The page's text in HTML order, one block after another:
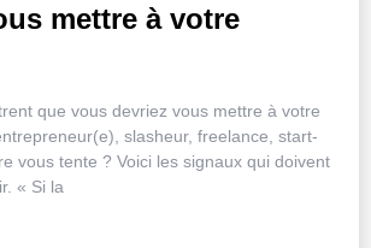
mettre à votre
que vous devriez vous mettre à votre
slasheur, freelance, start-
vous tente ? Voici les signaux qui doivent
« Si la